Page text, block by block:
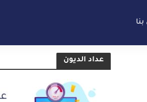
عداد الديون